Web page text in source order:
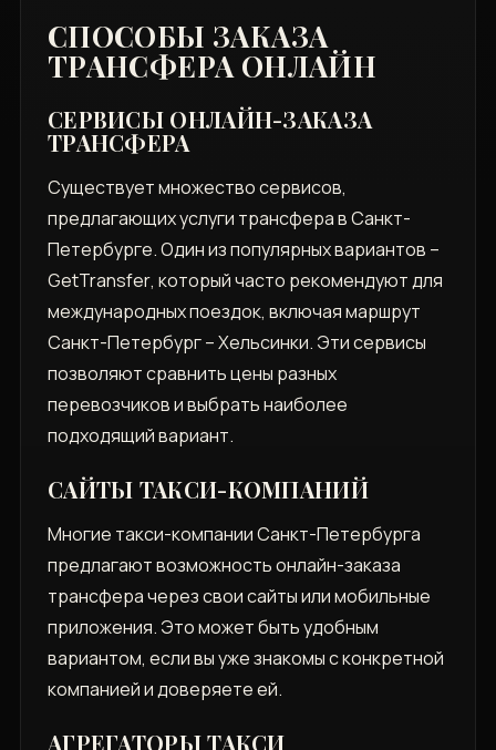
СПОСОБЫ ЗАКАЗА
ТРАНСФЕРА ОНЛАЙН
СЕРВИСЫ ОНЛАЙН-ЗАКАЗА
ТРАНСФЕРА
Существует множество сервисов‚
предлагающих услуги трансфера в Санкт-
Петербурге. Один из популярных вариантов –
GetTransfer‚ который часто рекомендуют для
международных поездок‚ включая маршрут
Санкт-Петербург – Хельсинки. Эти сервисы
позволяют сравнить цены разных
перевозчиков и выбрать наиболее
подходящий вариант.
САЙТЫ ТАКСИ-КОМПАНИЙ
Многие такси-компании Санкт-Петербурга
предлагают возможность онлайн-заказа
трансфера через свои сайты или мобильные
приложения. Это может быть удобным
вариантом‚ если вы уже знакомы с конкретной
компанией и доверяете ей.
АГРЕГАТОРЫ ТАКСИ